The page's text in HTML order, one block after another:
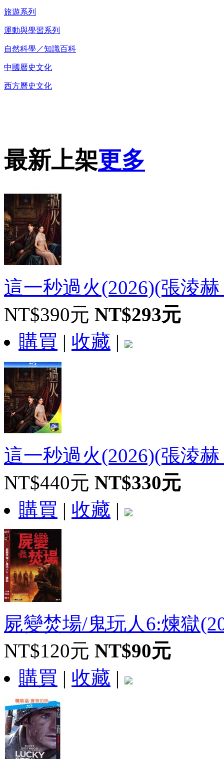
旅遊系列
運動與學習系列
自然科學／知識百科
中國曆史文化
西方曆史文化
最新上架更多
這一秒過火(2026)(張淩
NT$390元 NT$293元
購買 | 收藏 |
這一秒過火(2026)(張淩
NT$440元 NT$330元
購買 | 收藏 |
屍變焚場/鬼玩人6:煉獄
NT$120元 NT$90元
購買 | 收藏 |